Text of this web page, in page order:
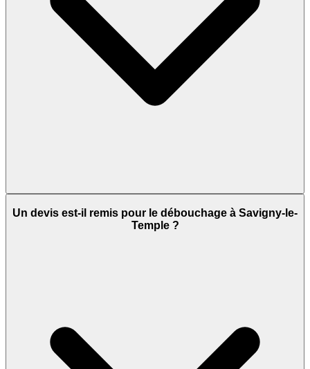
Un devis est-il remis pour le débouchage à Savigny-le-
Temple ?